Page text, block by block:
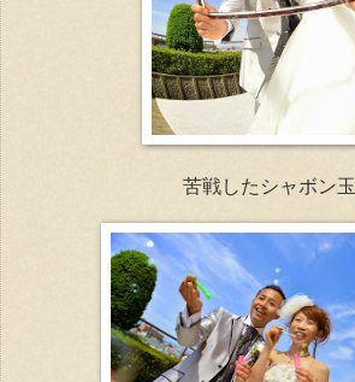
苦戦したシャボン玉